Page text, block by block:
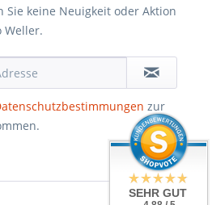
Sie keine Neuigkeit oder Aktion
Weller.
zur
SEHR GUT